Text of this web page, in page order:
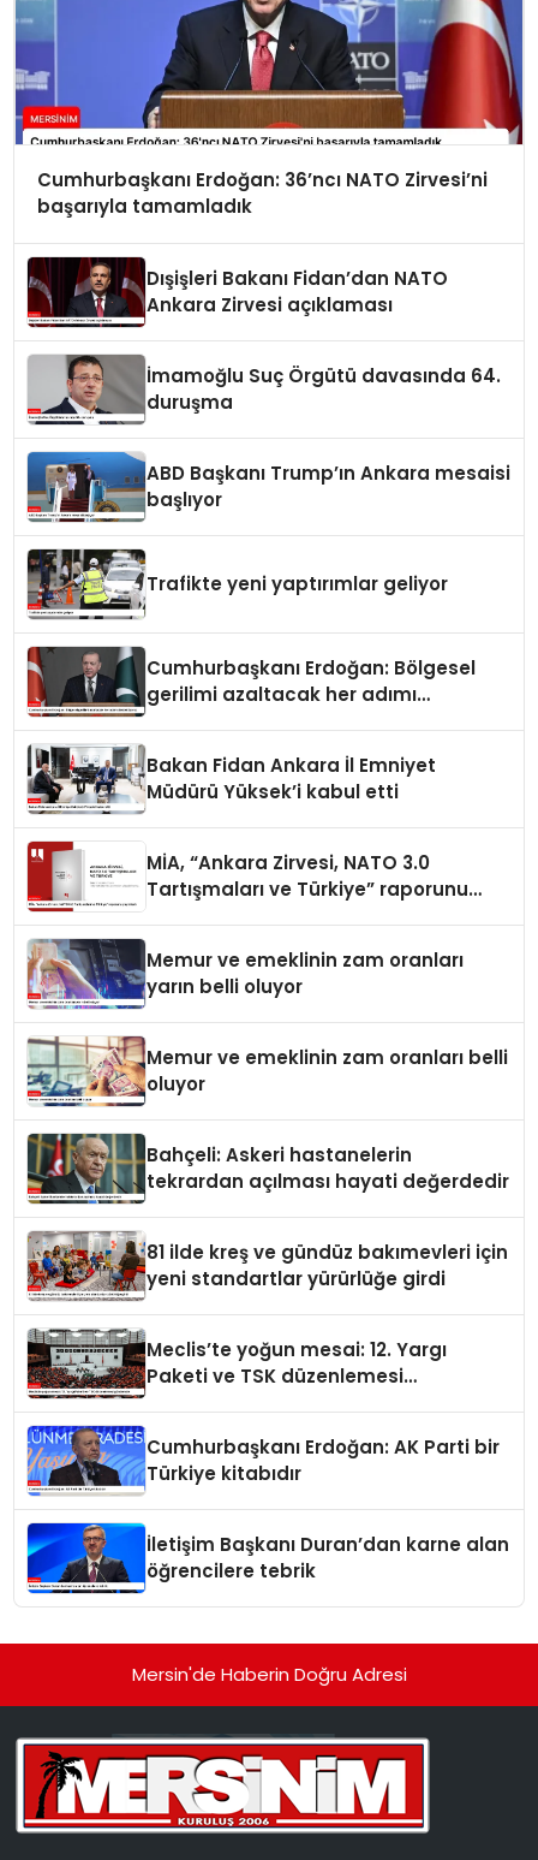
Cumhurbaşkanı Erdoğan: 36’ncı NATO Zirvesi’ni
başarıyla tamamladık
Dışişleri Bakanı Fidan’dan NATO
Ankara Zirvesi açıklaması
İmamoğlu Suç Örgütü davasında 64.
duruşma
ABD Başkanı Trump’ın Ankara mesaisi
başlıyor
Trafikte yeni yaptırımlar geliyor
Cumhurbaşkanı Erdoğan: Bölgesel
gerilimi azaltacak her adımı
Bakan Fidan Ankara İl Emniyet
Müdürü Yüksek’i kabul etti
MİA, “Ankara Zirvesi, NATO 3.0
Tartışmaları ve Türkiye” raporunu
Memur ve emeklinin zam oranları
yarın belli oluyor
Memur ve emeklinin zam oranları belli
oluyor
Bahçeli: Askeri hastanelerin
tekrardan açılması hayati değerdedir
81 ilde kreş ve gündüz bakımevleri için
yeni standartlar yürürlüğe girdi
Meclis’te yoğun mesai: 12. Yargı
Paketi ve TSK düzenlemesi
Cumhurbaşkanı Erdoğan: AK Parti bir
Türkiye kitabıdır
İletişim Başkanı Duran’dan karne alan
öğrencilere tebrik
Mersin'de Haberin Doğru Adresi